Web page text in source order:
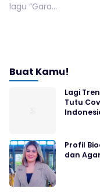
lagu “Gara...
Buat Kamu!
Lagi
Tutu
Profil
dan